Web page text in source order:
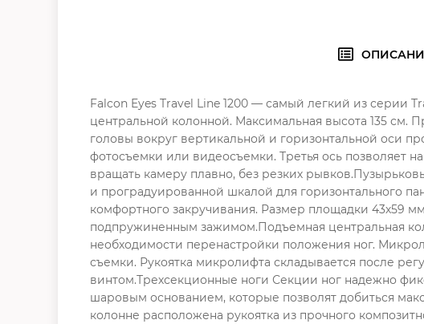
Falcon Eyes Travel Line 1200 — самый легкий из серии
центральной колонной. Максимальная высота 135 см.
головы вокруг вертикальной и горизонтальной оси
фотосъемки или видеосъемки. Третья ось позволяет
вращать камеру плавно, без резких
и проградуированной шкалой для горизонтального
комфортного закручивания. Размер площадки 43х59
подпружиненным зажимом.Подъемная центральная
необходимости перенастройки положения ног.
съемки. Рукоятка микролифта складывается после
винтом.Трехсекционные ноги Секции ног надежно
шаровым основанием, которые позволят добиться
колонне расположена рукоятка из прочного